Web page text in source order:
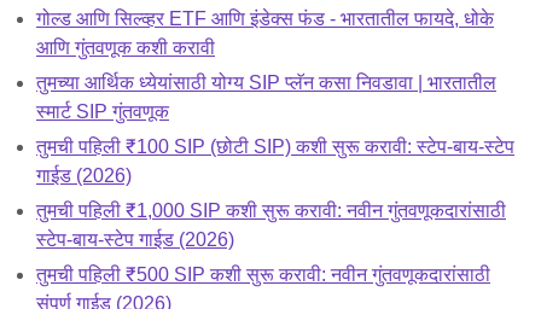
गोल्ड आणि सिल्व्हर ETF आणि इंडेक्स फंड - भारतातील फायदे, धोके
आणि गुंतवणूक कशी करावी
तुमच्या आर्थिक ध्येयांसाठी योग्य SIP प्लॅन कसा निवडावा | भारतातील
स्मार्ट SIP गुंतवणूक
तुमची पहिली ₹100 SIP (छोटी SIP) कशी सुरू करावी: स्टेप-बाय-स्टेप
गाईड (2026)
तुमची पहिली ₹1,000 SIP कशी सुरू करावी: नवीन गुंतवणूकदारांसाठी
स्टेप-बाय-स्टेप गाईड (2026)
तुमची पहिली ₹500 SIP कशी सुरू करावी: नवीन गुंतवणूकदारांसाठी
संपूर्ण गाईड (2026)